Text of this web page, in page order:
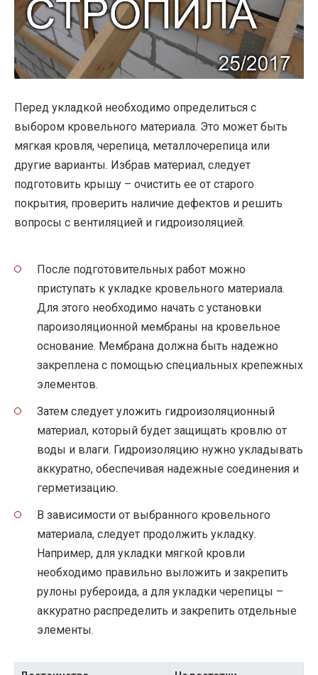
Перед укладкой необходимо определиться с
выбором кровельного материала. Это может быть
мягкая кровля, черепица, металлочерепица или
другие варианты. Избрав материал, следует
подготовить крышу – очистить ее от старого
покрытия, проверить наличие дефектов и решить
вопросы с вентиляцией и гидроизоляцией.
После подготовительных работ можно
приступать к укладке кровельного материала.
Для этого необходимо начать с установки
пароизоляционной мембраны на кровельное
основание. Мембрана должна быть надежно
закреплена с помощью специальных крепежных
элементов.
Затем следует уложить гидроизоляционный
материал, который будет защищать кровлю от
воды и влаги. Гидроизоляцию нужно укладывать
аккуратно, обеспечивая надежные соединения и
герметизацию.
В зависимости от выбранного кровельного
материала, следует продолжить укладку.
Например, для укладки мягкой кровли
необходимо правильно выложить и закрепить
рулоны рубероида, а для укладки черепицы –
аккуратно распределить и закрепить отдельные
элементы.